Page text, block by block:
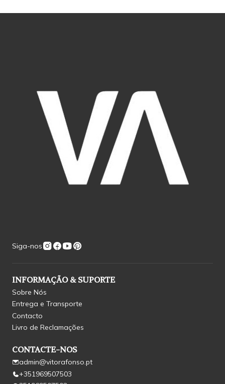
Siga-nos
INFORMAÇÃO & SUPORTE
Sobre Nós
Entrega e Transporte
Contacto
Livro de Reclamações
CONTACTE-NOS
admin@vitorafonso.pt
+351969507503